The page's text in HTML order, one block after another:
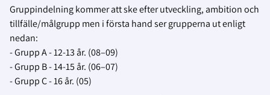
Gruppindelning kommer att ske efter utveckling, ambition och
tillfälle/målgrupp men i första hand ser grupperna ut enligt
nedan:
- Grupp A - 12-13 år. (08–09)
- Grupp B - 14-15 år. (06–07)
- Grupp C - 16 år. (05)